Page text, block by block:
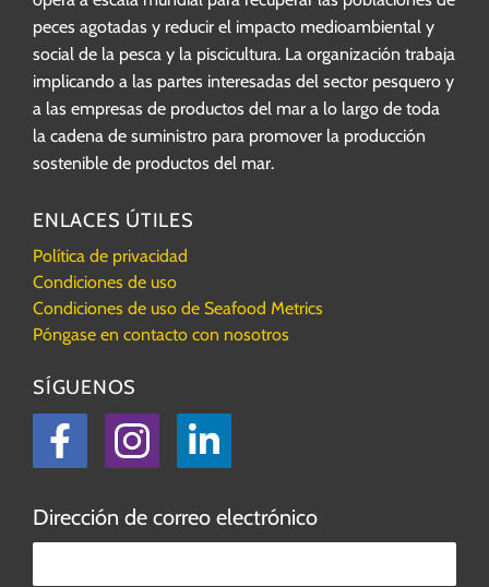
peces agotadas y reducir el impacto medioambiental y
social de la pesca y la piscicultura. La organización trabaja
implicando a las partes interesadas del sector pesquero y
a las empresas de productos del mar a lo largo de toda
la cadena de suministro para promover la producción
sostenible de productos del mar.
ENLACES ÚTILES
Política de privacidad
Condiciones de uso
Condiciones de uso de Seafood Metrics
Póngase en contacto con nosotros
SÍGUENOS
Facebook
Instagram
LinkedIn
Dirección de correo electrónico